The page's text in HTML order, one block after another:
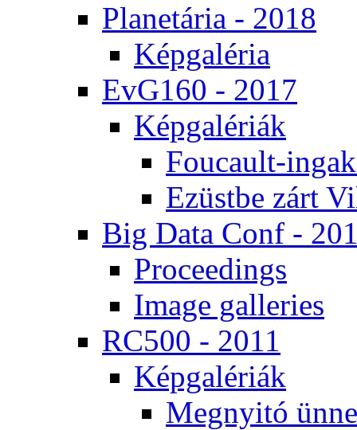
Pla­ne­tá­ria - 2018
Kép­ga­lé­ria
EvG160 - 2017
Kép­ga­lé­ri­ák
Fo­u­ca­ult-
Ezüst­be zárt
Big Da­ta Conf -
Pro­ce­e­dings
Image gal­le­ri­es
RC500 - 2011
Kép­ga­lé­ri­ák
Meg­nyi­tó